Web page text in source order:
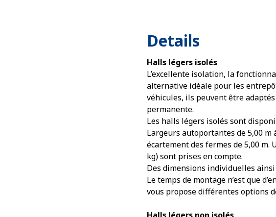
Details
Halls légers isolés
L’excellente isolation, la
alternative idéale pour les
véhicules, ils peuvent être
permanente.
Les halls légers isolés sont
Largeurs autoportantes de 5,00 m
écartement des fermes de 5,00 m.
kg) sont prises en compte.
Des dimensions individuelles
Le temps de montage n’est que
vous propose différentes options